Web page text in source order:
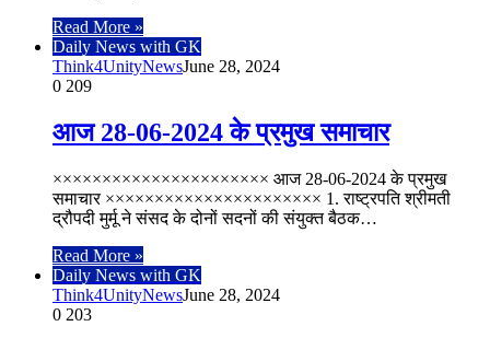
Read More »
Daily News with GK
Think4UnityNewsJune 28, 2024
0 209
आज 28-06-2024 के प्रमुख समाचार
×××××××××××××××××××××× आज 28-06-2024 के प्रमुख
समाचार ×××××××××××××××××××××× 1. राष्ट्रपति श्रीमती
द्रौपदी मुर्मू ने संसद के दोनों सदनों की संयुक्त बैठक…
Read More »
Daily News with GK
Think4UnityNewsJune 28, 2024
0 203